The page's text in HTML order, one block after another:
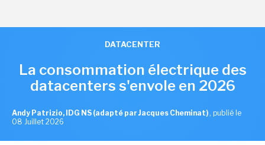
DATACENTER
La consommation électrique des
datacenters s'envole en 2026
Andy Patrizio, IDG NS (adapté par Jacques Cheminat) , publié le
08 Juillet 2026